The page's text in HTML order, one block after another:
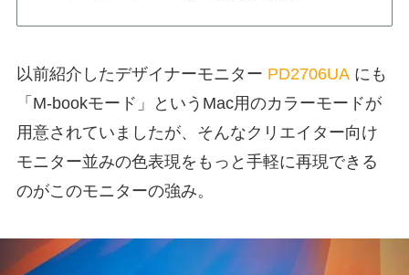
以前紹介したデザイナーモニター PD2706UAにも
「M-bookモード」というMac用のカラーモードが
用意されていましたが、そんなクリエイター向け
モニター並みの色表現をもっと手軽に再現できる
のがこのモニターの強み。